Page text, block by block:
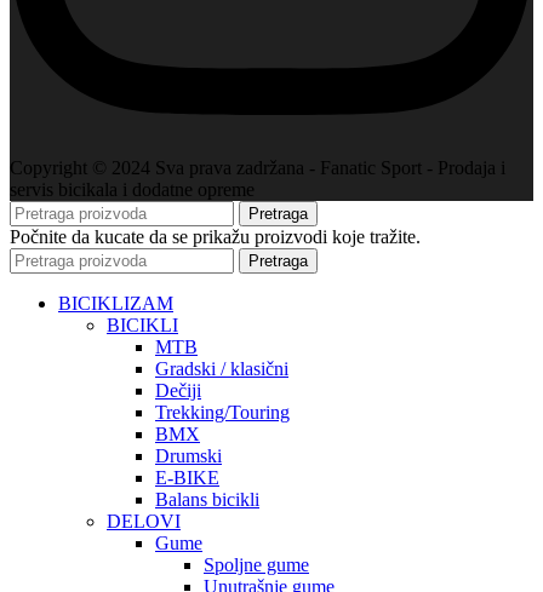
Copyright © 2024 Sva prava zadržana - Fanatic Sport - Prodaja i
servis bicikala i dodatne opreme
Pretraga
Počnite da kucate da se prikažu proizvodi koje tražite.
Pretraga
BICIKLIZAM
BICIKLI
MTB
Gradski / klasični
Dečiji
Trekking/Touring
BMX
Drumski
E-BIKE
Balans bicikli
DELOVI
Gume
Spoljne gume
Unutrašnje gume